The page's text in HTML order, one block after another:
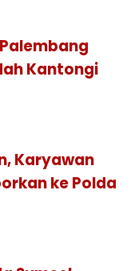
Kantongi
Karyawan
ke Polda